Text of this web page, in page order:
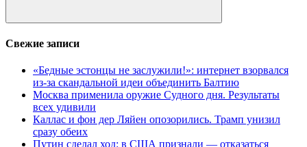
Поиск
Свежие записи
«Бедные эстонцы не заслужили!»: интернет взорвался
из-за скандальной идеи объединить Балтию
Москва применила оружие Судного дня. Результаты
всех удивили
Каллас и фон дер Ляйен опозорились. Трамп унизил
сразу обеих
Путин сделал ход: в США признали — отказаться